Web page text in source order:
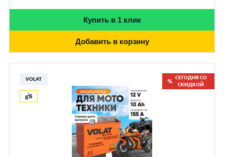
Купить в 1 клик
Добавить в корзину
VOLAT
СЕГОДНЯ СО
СКИДКОЙ